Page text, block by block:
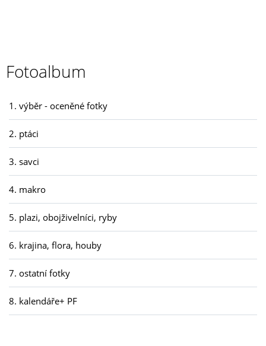
Fotoalbum
1. výběr - oceněné fotky
2. ptáci
3. savci
4. makro
5. plazi, obojživelníci, ryby
6. krajina, flora, houby
7. ostatní fotky
8. kalendáře+ PF